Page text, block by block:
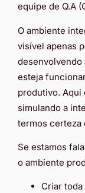
equipe de Q.A
O ambiente
visível apenas
desenvolvendo
esteja
produtivo.
simulando a
termos certeza
Se estamos
o ambiente
Criar